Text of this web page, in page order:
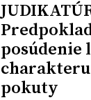
posúdenie
pokuty